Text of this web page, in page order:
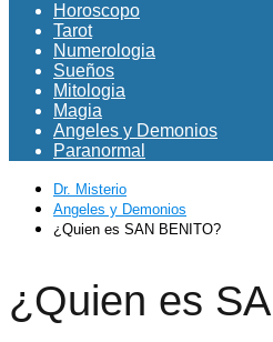
Horoscopo
Tarot
Numerologia
Sueños
Mitologia
Magia
Angeles y Demonios
Paranormal
Dr. Misterio
Angeles y Demonios
¿Quien es SAN BENITO?
¿Quien es